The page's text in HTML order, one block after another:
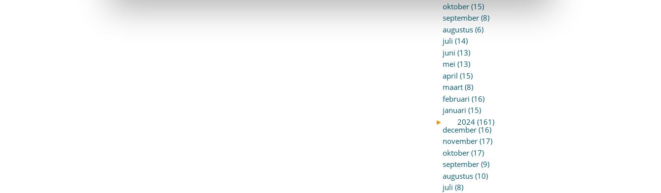
oktober (15)
september (8)
augustus (6)
juli (14)
juni (13)
mei (13)
april (15)
maart (8)
februari (16)
januari (15)
►
2024 (161)
december (16)
november (17)
oktober (17)
september (9)
augustus (10)
juli (8)